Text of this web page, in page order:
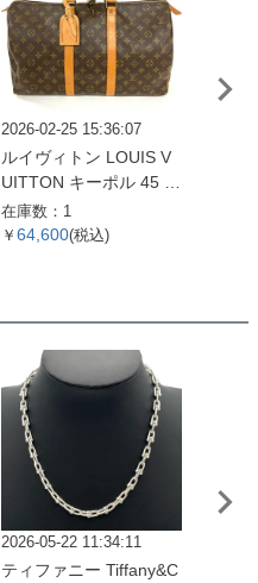
2026-02-25 15:36:07
ルイヴィトン LOUIS V
UITTON キーポル 45 ボ
ストンバッグ モノグラ
ム キャンバス M41428
在庫数：1
￥ 64,600(税込)
2026-05-22 11:34:11
ティファニー Tiffany&C